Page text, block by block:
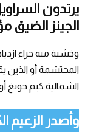
يرتدون
الجينز الضيق
وخشية منه جراء
المحتشمة أو الذين
الشمالية كيم جونغ
وأصدر الزعيم